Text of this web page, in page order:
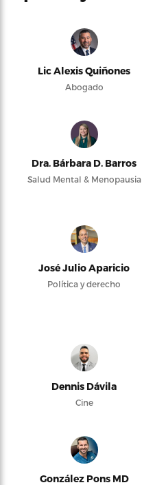
Lic Alexis Quiñones
Abogado
Dra. Bárbara D. Barros
Salud Mental & Menopausia
José Julio Aparicio
Política y derecho
Dennis Dávila
Cine
González Pons MD